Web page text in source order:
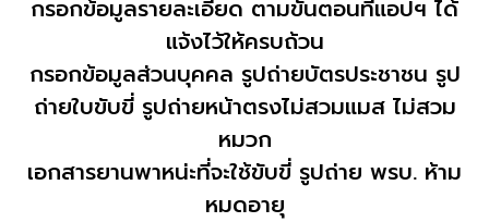
กรอกข้อมูลรายละเอียด ตามขั้นตอนที่แอปฯ ได้
แจ้งไว้ให้ครบถ้วน
กรอกข้อมูลส่วนบุคคล รูปถ่ายบัตรประชาชน รูป
ถ่ายใบขับขี่ รูปถ่ายหน้าตรงไม่สวมแมส ไม่สวม
หมวก
เอกสารยานพาหน่ะที่จะใช้ขับขี่ รูปถ่าย พรบ. ห้าม
หมดอายุ